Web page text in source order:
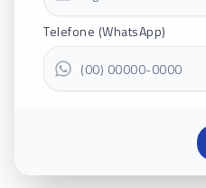
Telefone (WhatsApp)